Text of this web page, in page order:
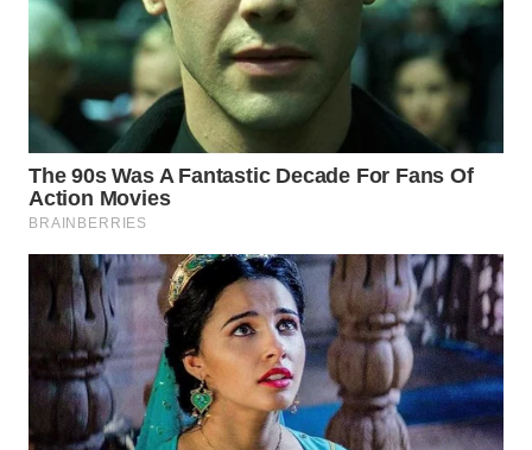
LABUHANBATU
WN
TAPANULI
TENGAH
WN DELI
SERDANG
WN
TEBING
TINGGI
WN
PAKPAK